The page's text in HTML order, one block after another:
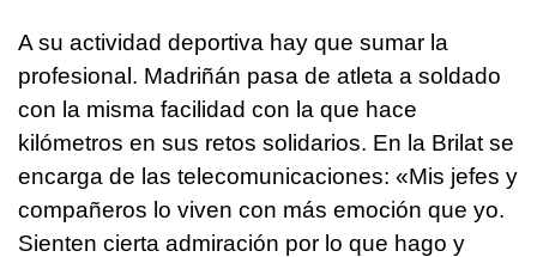
A su actividad deportiva hay que sumar la
profesional. Madriñán pasa de atleta a soldado
con la misma facilidad con la que hace
kilómetros en sus retos solidarios. En la Brilat se
encarga de las telecomunicaciones: «Mis jefes y
compañeros lo viven con más emoción que yo.
Sienten cierta admiración por lo que hago y